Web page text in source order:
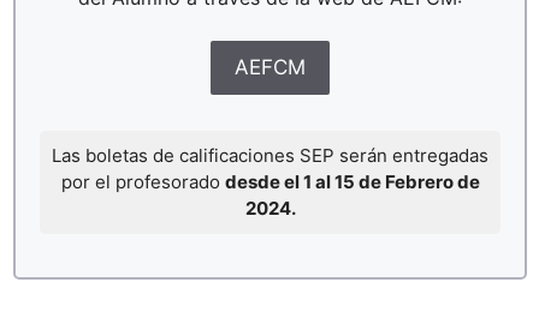
AEFCM
Las boletas de calificaciones SEP serán entregadas
por el profesorado desde el 1 al 15 de Febrero de
2024.